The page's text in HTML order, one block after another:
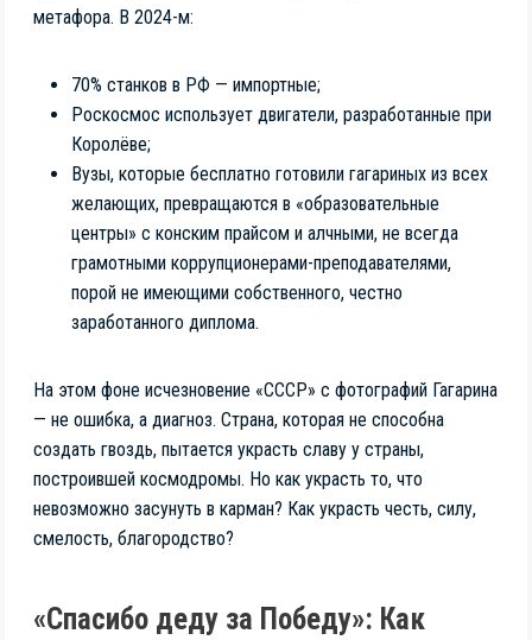
метафора. В 2024-м:
70% станков в РФ — импортные;
Роскосмос использует двигатели, разработанные при
Королёве;
Вузы, которые бесплатно готовили гагариных из всех
желающих, превращаются в «образовательные
центры» с конским прайсом и алчными, не всегда
грамотными коррупционерами-преподавателями,
порой не имеющими собственного, честно
заработанного диплома.
На этом фоне исчезновение «СССР» с фотографий Гагарина
— не ошибка, а диагноз. Страна, которая не способна
создать гвоздь, пытается украсть славу у страны,
построившей космодромы. Но как украсть то, что
невозможно засунуть в карман? Как украсть честь, силу,
смелость, благородство?
«Спасибо деду за Победу»: Как